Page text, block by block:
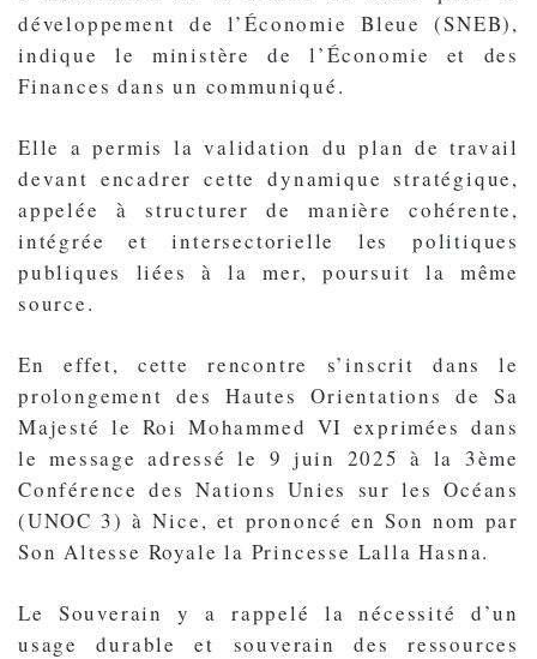
développement de l’Économie Bleue (SNEB),
indique le ministère de l’Économie et des
Finances dans un communiqué.
Elle a permis la validation du plan de travail
devant encadrer cette dynamique stratégique,
appelée à structurer de manière cohérente,
intégrée et intersectorielle les politiques
publiques liées à la mer, poursuit la même
source.
En effet, cette rencontre s’inscrit dans le
prolongement des Hautes Orientations de Sa
Majesté le Roi Mohammed VI exprimées dans
le message adressé le 9 juin 2025 à la 3ème
Conférence des Nations Unies sur les Océans
(UNOC 3) à Nice, et prononcé en Son nom par
Son Altesse Royale la Princesse Lalla Hasna.
Le Souverain y a rappelé la nécessité d’un
usage durable et souverain des ressources